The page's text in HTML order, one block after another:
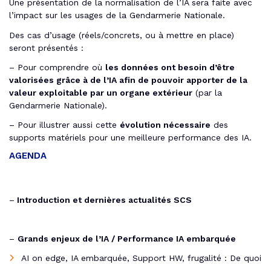
Une présentation de la normalisation de l’IA sera faite avec
l’impact sur les usages de la Gendarmerie Nationale.
Des cas d’usage (réels/concrets, ou à mettre en place)
seront présentés :
– Pour comprendre où les données ont besoin d’être
valorisées grâce à de l’IA afin de pouvoir apporter de la
valeur exploitable par un organe extérieur (par la
Gendarmerie Nationale).
– Pour illustrer aussi cette évolution nécessaire des
supports matériels pour une meilleure performance des IA.
AGENDA
– Introduction et dernières actualités SCS
– Grands enjeux de l’IA / Performance IA embarquée
AI on edge, IA embarquée, Support HW, frugalité : De quoi